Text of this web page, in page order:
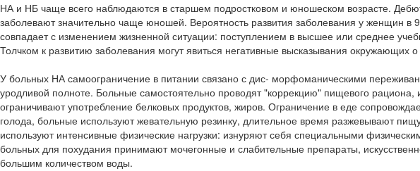
НА и НБ чаще всего наблюдаются в старшем подростковом и юношеском возрасте.
заболевают значительно чаще юношей. Вероятность развития заболевания у женщин
совпадает с изменением жизненной ситуации: поступлением в высшее или среднее
Толчком к развитию заболевания могут явиться негативные высказывания окружающих
У больных НА самоограничение в питании связано с дис- морфоманическими
уродливой полноте. Больные самостоятельно проводят "коррекцию" пищевого рациона,
ограничивают употребление белковых продуктов, жиров. Ограничение в еде
голода, больные используют жевательную резинку, длительное время разжевывают
используют интенсивные физические нагрузки: изнуряют себя специальными
больных для похудания принимают мочегонные и слабительные препараты,
большим количеством воды.